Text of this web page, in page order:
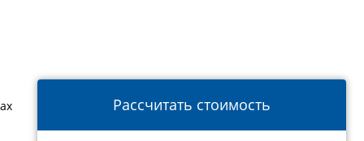
Рассчитать стоимость